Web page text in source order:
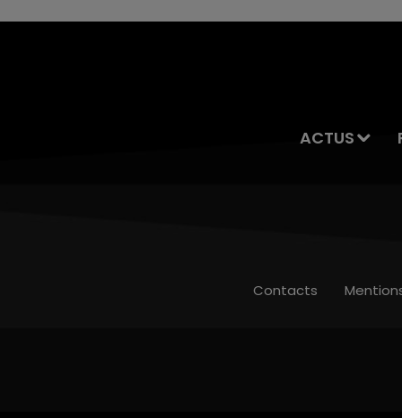
ACTUS
Contacts